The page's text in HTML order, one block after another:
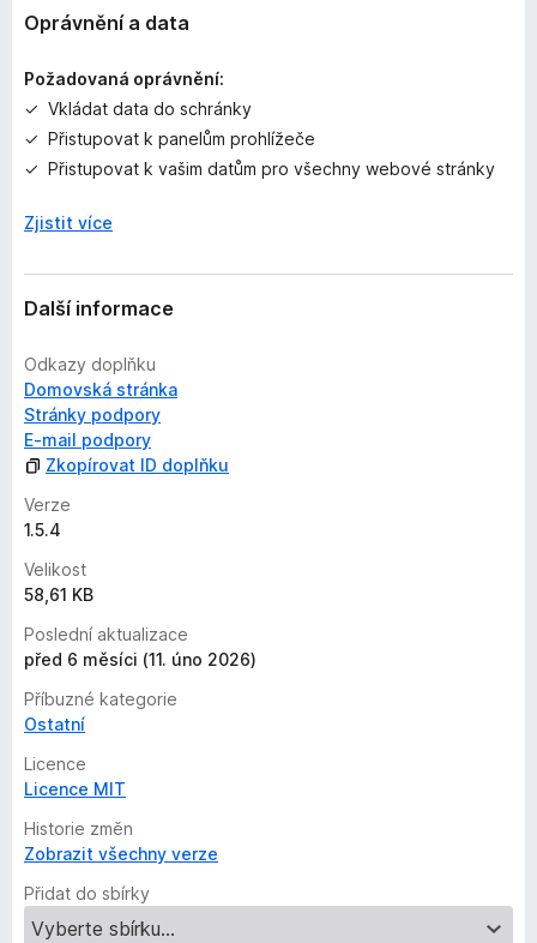
c
n
Oprávnění a data
Požadovaná oprávnění:
Vkládat data do schránky
Přistupovat k panelům prohlížeče
Přistupovat k vašim datům pro všechny webové stránky
Zjistit více
Další informace
Odkazy doplňku
Domovská stránka
Stránky podpory
E-mail podpory
Zkopírovat ID doplňku
Verze
1.5.4
Velikost
58,61 KB
Poslední aktualizace
před 6 měsíci (11. úno 2026)
Příbuzné kategorie
Ostatní
Licence
Licence MIT
Historie změn
Zobrazit všechny verze
Přidat do sbírky